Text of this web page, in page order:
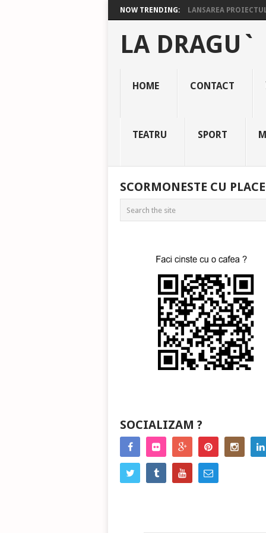
NOW TRENDING: LANSAREA
LA DRAGU`
HOME CONTACT
TEATRU SPORT
SCORMONESTE CU
SOCIALIZAM ?